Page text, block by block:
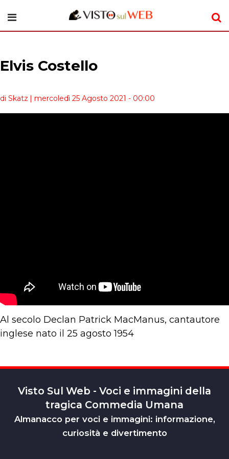
Elvis Costello
di Skatz | mercoledì 25 Agosto 2021 - 00:00
Al secolo Declan Patrick MacManus, cantautore
inglese nato il 25 agosto 1954
Visto Sul Web - Voci e immagini della
tragica Commedia Umana
Almanacco per voci e immagini: informazione,
curiosità e divertimento